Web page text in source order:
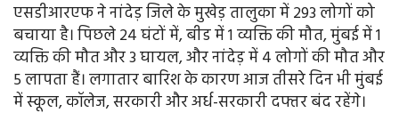
एसडीआरएफ ने नांदेड़ जिले के मुखेड़ तालुका में 293 लोगों को
बचाया है। पिछले 24 घंटों में, बीड में 1 व्यक्ति की मौत, मुंबई में 1
व्यक्ति की मौत और 3 घायल, और नांदेड़ में 4 लोगों की मौत और
5 लापता हैं। लगातार बारिश के कारण आज तीसरे दिन भी मुंबई
में स्कूल, कॉलेज, सरकारी और अर्ध-सरकारी दफ्तर बंद रहेंगे।